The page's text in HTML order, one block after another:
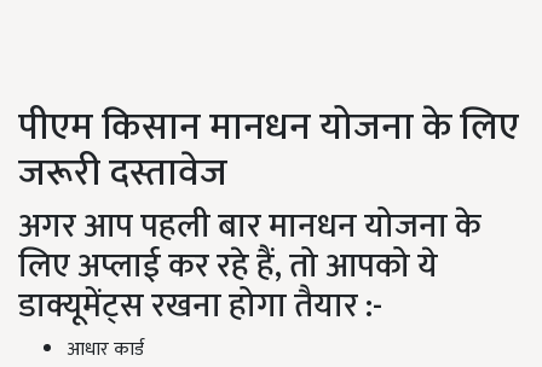
पीएम किसान मानधन योजना के लिए
जरूरी दस्तावेज
अगर आप पहली बार मानधन योजना के
लिए अप्लाई कर रहे हैं, तो आपको ये
डाक्यूमेंट्स रखना होगा तैयार :-
आधार कार्ड